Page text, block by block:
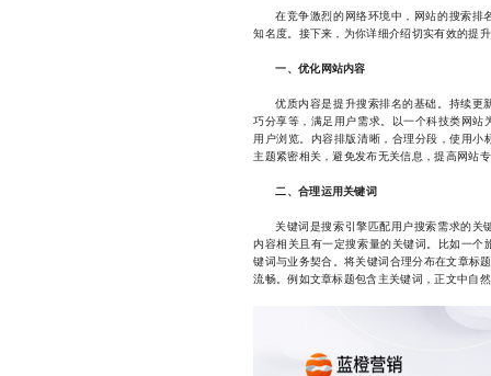
在竞争激烈的网络环境中，网站的搜索排
知名度。接下来，为你详细介绍切实有效的提升
一、优化网站内容
优质内容是提升搜索排名的基础。持续更
巧分享等，满足用户需求。以一个科技类网
用户浏览。内容排版清晰，合理分段，使用
主题紧密相关，避免发布无关信息，提高网站
二、合理运用关键词
关键词是搜索引擎匹配用户搜索需求的关
内容相关且有一定搜索量的关键词。比如一个
键词与业务契合。将关键词合理分布在文章标
流畅。例如文章标题包含主关键词，正文中自